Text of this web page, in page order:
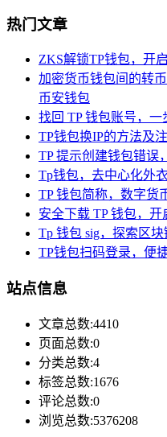
热门文章
ZKS解锁TP钱包，开
加密货币钱包间的转
币安钱包
找回 TP 钱包账号，一
TP钱包换IP的方法及
TP 提示创建钱包错误
Tp钱包，去中心化外
TP 钱包简称，数字货
安全下载 TP 钱包，
Tp 钱包 sig，探索区
TP钱包扫码登录，便
站点信息
文章总数:4410
页面总数:0
分类总数:4
标签总数:1676
评论总数:0
浏览总数:5376208